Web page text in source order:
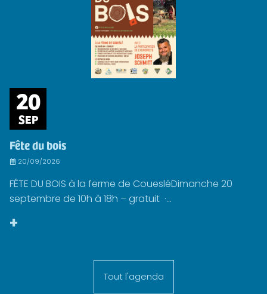
20
SEP
Fête du bois
20/09/2026
FÊTE DU BOIS à la ferme de CouesléDimanche 20
septembre de 10h à 18h – gratuit ·...
+
Tout l'agenda